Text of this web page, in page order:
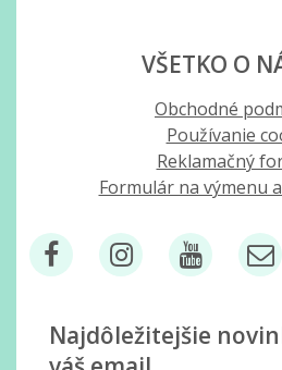
VŠETKO O
Obchodné
Používanie
Reklamačný
Formulár na výmenu
Najdôležitejšie